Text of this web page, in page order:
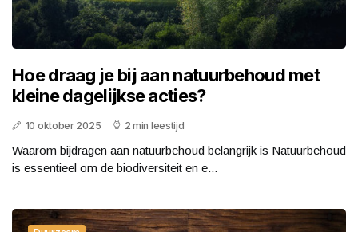
Hoe draag je bij aan natuurbehoud met
kleine dagelijkse acties?
10 oktober 2025 2 min leestijd
Waarom bijdragen aan natuurbehoud belangrijk is Natuurbehoud
is essentieel om de biodiversiteit en e...